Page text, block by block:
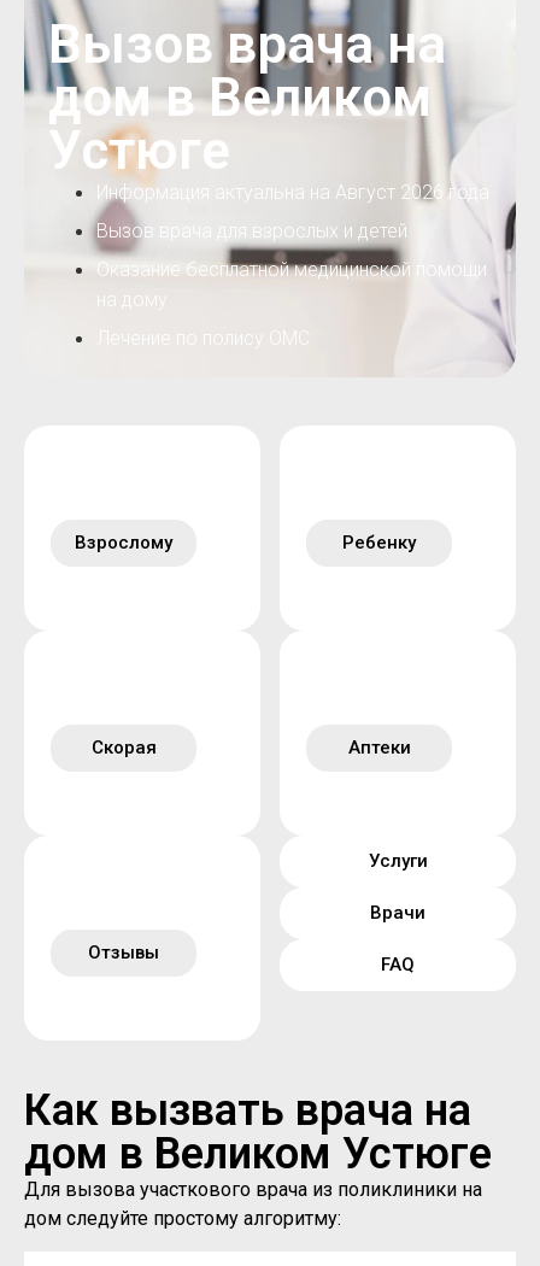
Вызов врача на
дом в Великом
Устюге
Информация актуальна на Август 2026 года
Вызов врача для взрослых и детей
Оказание бесплатной медицинской помощи
на дому
Лечение по полису ОМС
Взрослому Ребенку
Скорая Аптеки
Отзывы
Услуги
Врачи
FAQ
Как вызвать врача на
дом в Великом Устюге
Для вызова участкового врача из поликлиники на
дом следуйте простому алгоритму: